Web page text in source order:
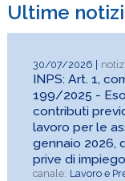
Ultime
30/07/2026
INPS: Art. 1,
199/2025 -
contributi
lavoro per le
gennaio 2026,
prive di
Lavoro e